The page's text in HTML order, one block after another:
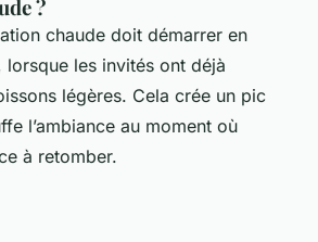
?
chaude doit démarrer en
les invités ont déjà
légères. Cela crée un pic
l’ambiance au moment où
à retomber.